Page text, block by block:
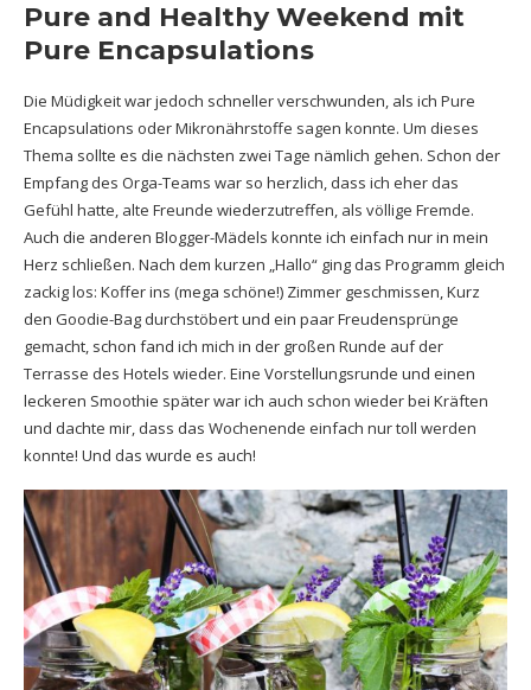
Pure and Healthy Weekend mit
Pure Encapsulations
Die Müdigkeit war jedoch schneller verschwunden, als ich Pure
Encapsulations oder Mikronährstoffe sagen konnte. Um dieses
Thema sollte es die nächsten zwei Tage nämlich gehen. Schon der
Empfang des Orga-Teams war so herzlich, dass ich eher das
Gefühl hatte, alte Freunde wiederzutreffen, als völlige Fremde.
Auch die anderen Blogger-Mädels konnte ich einfach nur in mein
Herz schließen. Nach dem kurzen „Hallo“ ging das Programm gleich
zackig los: Koffer ins (mega schöne!) Zimmer geschmissen, Kurz
den Goodie-Bag durchstöbert und ein paar Freudensprünge
gemacht, schon fand ich mich in der großen Runde auf der
Terrasse des Hotels wieder. Eine Vorstellungsrunde und einen
leckeren Smoothie später war ich auch schon wieder bei Kräften
und dachte mir, dass das Wochenende einfach nur toll werden
konnte! Und das wurde es auch!